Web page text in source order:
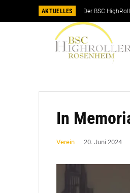
AKTUELLES Der BSC
In
Verein 20. Juni 2024